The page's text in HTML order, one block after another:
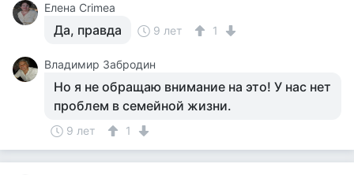
Елена Crimea
Да, правда 9 лет 1
Владимир Забродин
Но я не обращаю внимание на это! У нас нет
проблем в семейной жизни.
9 лет 1